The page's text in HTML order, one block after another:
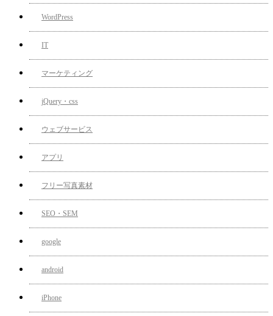
WordPress
IT
マーケティング
jQuery・css
ウェブサービス
アプリ
フリー写真素材
SEO・SEM
google
android
iPhone